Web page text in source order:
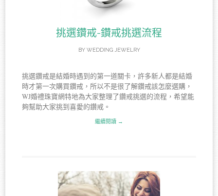
挑選鑽戒-鑽戒挑選流程
BY WEDDING JEWELRY
挑選鑽戒是結婚時遇到的第一道關卡，許多新人都是結婚
時才第一次購買鑽戒，所以不是很了解鑽戒該怎麼選購，
WJ婚禮珠寶網特地為大家整理了鑽戒挑選的流程，希望能
夠幫助大家挑到喜愛的鑽戒。
繼續閱讀 →